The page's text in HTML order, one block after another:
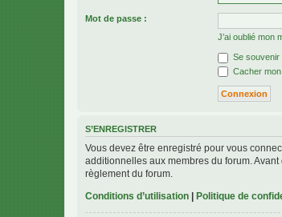
Mot de passe :
J’ai oublié mon
Se souvenir
Cacher
S’ENREGISTRER
Vous devez être enregistré pour vous
additionnelles aux membres du forum.
règlement du forum.
Conditions d’utilisation | Politique de